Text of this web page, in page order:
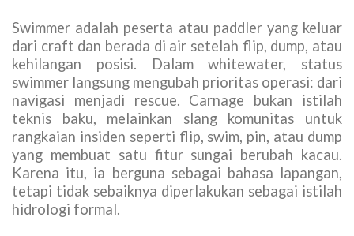
Swimmer adalah peserta atau paddler yang keluar
dari craft dan berada di air setelah flip, dump, atau
kehilangan posisi. Dalam whitewater, status
swimmer langsung mengubah prioritas operasi: dari
navigasi menjadi rescue. Carnage bukan istilah
teknis baku, melainkan slang komunitas untuk
rangkaian insiden seperti flip, swim, pin, atau dump
yang membuat satu fitur sungai berubah kacau.
Karena itu, ia berguna sebagai bahasa lapangan,
tetapi tidak sebaiknya diperlakukan sebagai istilah
hidrologi formal.